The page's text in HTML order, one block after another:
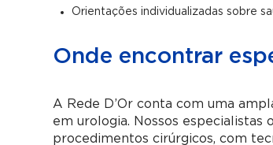
Orientações individualizadas sobre
Onde encontrar
A Rede D’Or conta com uma
em urologia. Nossos
procedimentos cirúrgicos, com